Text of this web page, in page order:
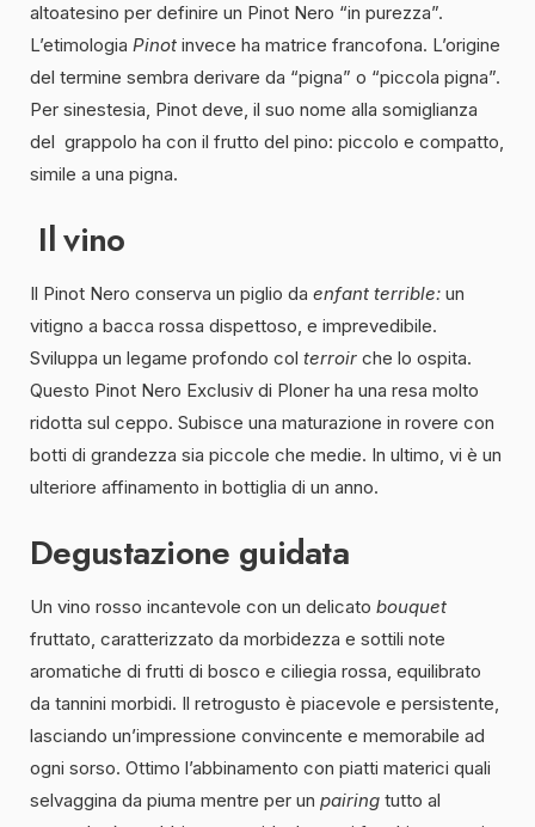
altoatesino per definire un Pinot Nero “in purezza”.
L’etimologia Pinot invece ha matrice francofona. L’origine
del termine sembra derivare da “pigna” o “piccola pigna”.
Per sinestesia, Pinot deve, il suo nome alla somiglianza
del grappolo ha con il frutto del pino: piccolo e compatto,
simile a una pigna.
Il vino
Il Pinot Nero conserva un piglio da enfant terrible: un
vitigno a bacca rossa dispettoso, e imprevedibile.
Sviluppa un legame profondo col terroir che lo ospita.
Questo Pinot Nero Exclusiv di Ploner ha una resa molto
ridotta sul ceppo. Subisce una maturazione in rovere con
botti di grandezza sia piccole che medie. In ultimo, vi è un
ulteriore affinamento in bottiglia di un anno.
Degustazione guidata
Un vino rosso incantevole con un delicato bouquet
fruttato, caratterizzato da morbidezza e sottili note
aromatiche di frutti di bosco e ciliegia rossa, equilibrato
da tannini morbidi. Il retrogusto è piacevole e persistente,
lasciando un’impressione convincente e memorabile ad
ogni sorso. Ottimo l’abbinamento con piatti materici quali
selvaggina da piuma mentre per un pairing tutto al